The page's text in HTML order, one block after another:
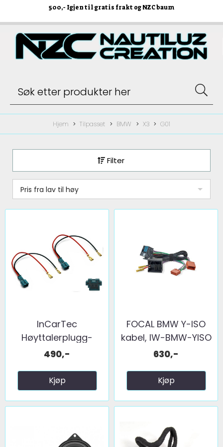
500,- Igjen til gratis frakt og NZC baum
Hjem Tilpasset BMW X3 G01
Filter
Pris fra lav til høy
InCarTec
Høyttalerplugg-
adaptere ...
490,-
Kjøp
FOCAL BMW Y-ISO
kabel, IW-BMW-YISO
630,-
Kjøp